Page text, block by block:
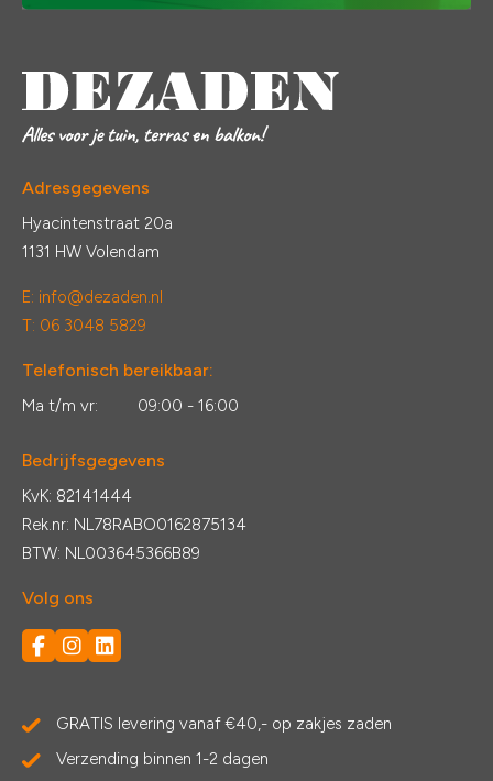
Adresgegevens
Hyacintenstraat 20a
1131 HW Volendam
E: info@dezaden.nl
T: 06 3048 5829
Telefonisch bereikbaar:
Ma t/m vr: 09:00 - 16:00
Bedrijfsgegevens
KvK: 82141444
Rek.nr: NL78RABO0162875134
BTW: NL003645366B89
Volg ons
GRATIS levering vanaf €40,- op zakjes zaden
Verzending binnen 1-2 dagen